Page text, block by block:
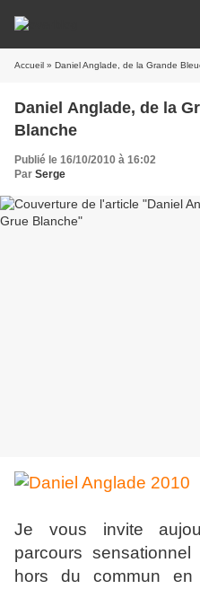
Accueil » Daniel Anglade, de la Grande
Daniel Anglade, de la
Blanche
Publié le 16/10/2010 à 16:02
Par Serge
Je vous invite
parcours
hors du commun en